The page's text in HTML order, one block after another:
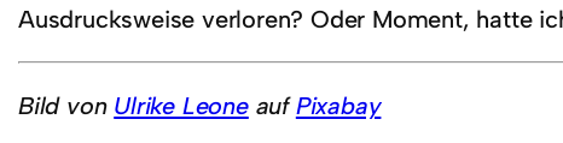
Ausdrucksweise verloren? Oder Moment, hatte
Bild von Ulrike LeoneaufPixabay